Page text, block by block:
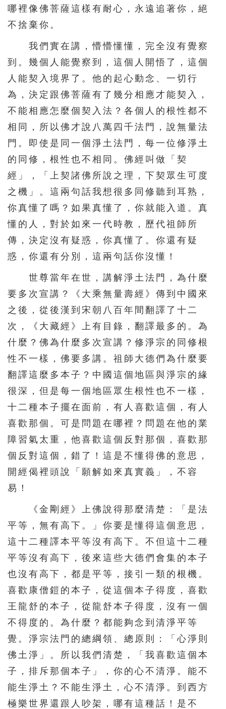
哪裡像佛菩薩這樣有耐心，永遠追著你，絕
不捨棄你。
我們實在講，懵懵懂懂，完全沒有覺察
到。幾個人能覺察到，這個人開悟了，這個
人能契入境界了。他的起心動念、一切行
為，決定跟佛菩薩有了幾分相應才能契入，
不能相應怎麼個契入法？各個人的根性都不
相同，所以佛才說八萬四千法門，說無量法
門。即使是同一個淨土法門，每一位修淨土
的同修，根性也不相同。佛經叫做「契
經」，「上契諸佛所說之理，下契眾生可度
之機」。這兩句話我想很多同修聽到耳熟，
你真懂了嗎？如果真懂了，你就能入道。真
懂的人，對於如來一代時教，歷代祖師所
傳，決定沒有疑惑，你真懂了。你還有疑
惑，你還有分別，這兩句話你沒懂！
世尊當年在世，講解淨土法門，為什麼
要多次宣講？《大乘無量壽經》傳到中國來
之後，從後漢到宋朝八百年間翻譯了十二
次，《大藏經》上有目錄，翻譯最多的。為
什麼？佛為什麼多次宣講？修淨宗的同修根
性不一樣，佛要多講。祖師大德們為什麼要
翻譯這麼多本子？中國這個地區與淨宗的緣
很深，但是每一個地區眾生根性也不一樣，
十二種本子擺在面前，有人喜歡這個，有人
喜歡那個。可是問題在哪裡？問題在他的業
障習氣太重，他喜歡這個反對那個，喜歡那
個反對這個，錯了！這是不懂得佛的意思，
開經偈裡頭說「願解如來真實義」，不容
易！
《金剛經》上佛說得那麼清楚：「是法
平等，無有高下。」你要是懂得這個意思，
這十二種譯本平等沒有高下。不但這十二種
平等沒有高下，後來這些大德們會集的本子
也沒有高下，都是平等，接引一類的根機。
喜歡康僧鎧的本子，從這個本子得度，喜歡
王龍舒的本子，從龍舒本子得度，沒有一個
不得度的。為什麼？都能夠念到清淨平等
覺。淨宗法門的總綱領、總原則：「心淨則
佛土淨」。所以我們清楚，「我喜歡這個本
子，排斥那個本子」，你的心不清淨。能不
能生淨土？不能生淨土，心不清淨。到西方
極樂世界還跟人吵架，哪有這種話！是不